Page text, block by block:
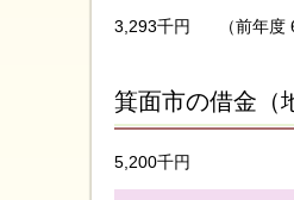
3,293千円 （前年度
箕面市の借金（
5,200千円